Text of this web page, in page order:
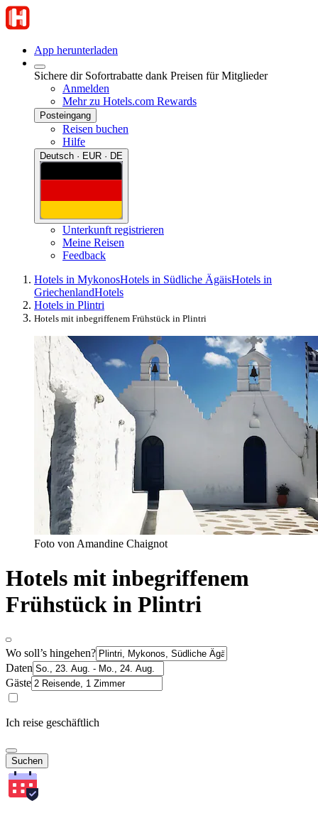
App herunterladen
Sichere dir Sofortrabatte dank Preisen für Mitglieder
Anmelden
Mehr zu Hotels.com Rewards
Posteingang
Reisen buchen
Hilfe
Deutsch · EUR · DE
Unterkunft registrieren
Meine Reisen
Feedback
Hotels in MykonosHotels in Südliche ÄgäisHotels in
GriechenlandHotels
Hotels in Plintri
Hotels mit inbegriffenem Frühstück in Plintri
Foto von Amandine Chaignot
Hotels mit inbegriffenem
Frühstück in Plintri
Wo soll’s hingehen?
Daten
Gäste
Ich reise geschäftlich
Suchen